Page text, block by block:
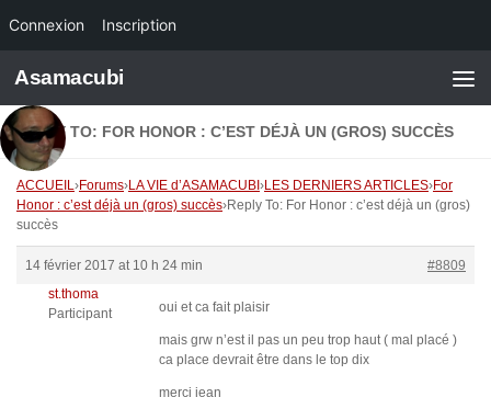
Connexion Inscription
Skip to content
Asamacubi
REPLY TO: FOR HONOR : C’EST DÉJÀ UN (GROS) SUCCÈS
ACCUEIL›Forums›LA VIE d’ASAMACUBI ›LES DERNIERS ARTICLES›For
Honor : c’est déjà un (gros) succès›Reply To: For Honor : c’est déjà un (gros)
succès
14 février 2017 at 10 h 24 min
#8809
st.thoma
Participant
oui et ca fait plaisir
mais grw n’est il pas un peu trop haut ( mal placé )
ca place devrait être dans le top dix
merci jean